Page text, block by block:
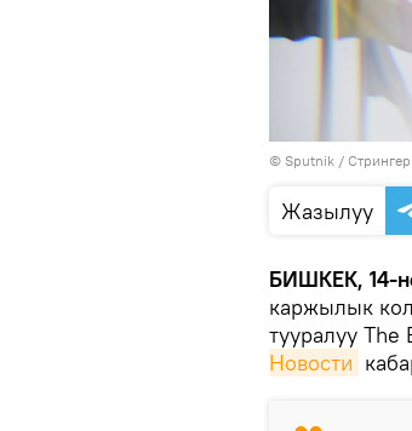
© Sputnik / Стрингер
Жазылуу
БИШКЕК, 14-
каржылык
тууралуу
Новости